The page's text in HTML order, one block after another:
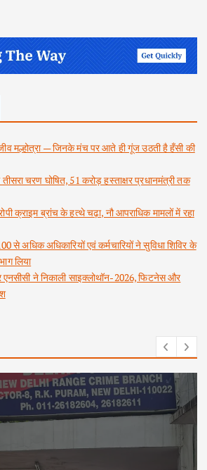
मल्होत्रा — जिनके मंच पर आते ही गूंज उठती है हँसी की
चरण घोषित, 51 करोड़ हस्ताक्षर प्रधानमंत्री तक
क्राइम ब्रांच के हत्थे चढ़ा, नौ आपराधिक मामलों में रहा
से अधिक अधिकारियों एवं कर्मचारियों ने सुविधा शिविर के
लिया
एनसीसी ने निकाली साइक्लोथॉन-2026, फिटनेस और